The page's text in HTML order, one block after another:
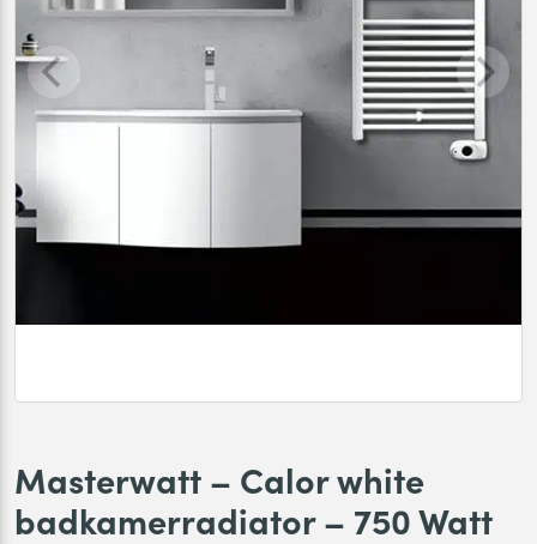
Masterwatt – Calor white
badkamerradiator – 750 Watt